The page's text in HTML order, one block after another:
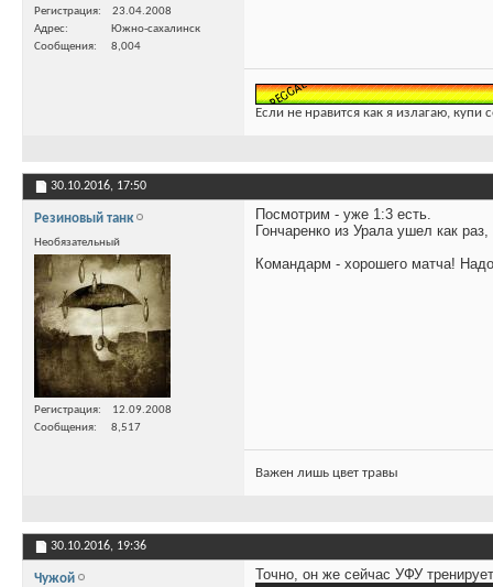
Регистрация
23.04.2008
Адрес
Южно-сахалинск
Сообщения
8,004
Если не нравится как я излагаю, купи
30.10.2016, 17:50
Резиновый танк
Необязательный
Регистрация
12.09.2008
Сообщения
8,517
Посмотрим - уже 1:3 есть.
Гончаренко из Урала ушел как
Командарм - хорошего матча!
Важен лишь цвет травы
30.10.2016, 19:36
Чужой Точно, он же сейчас УФУ тренирует